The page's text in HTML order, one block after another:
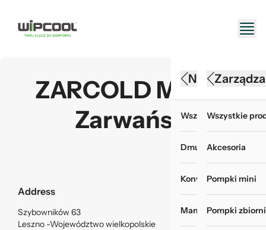
Wszystkie
Akcesoria do
Chemia i
Myjki ciśnieniowe
Narzędzia
Wszystkie produkty
Dmuchawy
Konwertery, baterie i
Manometry i
Wszystkie
Akcesoria
Pompki mini
Pompki
ZARCOLD Maciej
Zarwański
Address
Szybowników 63
Leszno -Województwo wielkopolskie